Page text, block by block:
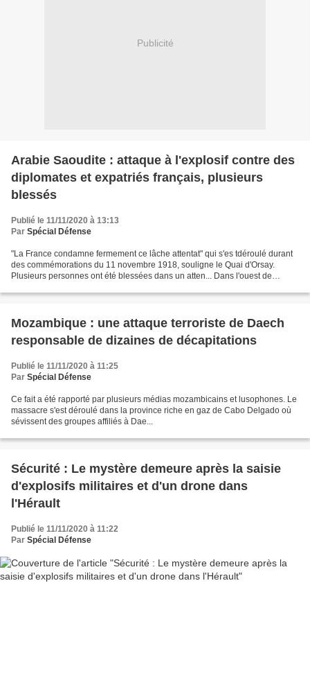
Publicité
Arabie Saoudite : attaque à l'explosif contre des
diplomates et expatriés français, plusieurs
blessés
Publié le 11/11/2020 à 13:13
Par Spécial Défense
"La France condamne fermement ce lâche attentat" qui s'es tdéroulé durant
des commémorations du 11 novembre 1918, souligne le Quai d'Orsay.
Plusieurs personnes ont été blessées dans un atten... Dans l'ouest de
Mozambique : une attaque terroriste de Daech
responsable de dizaines de décapitations
Publié le 11/11/2020 à 11:25
Par Spécial Défense
Ce fait a été rapporté par plusieurs médias mozambicains et lusophones. Le
massacre s'est déroulé dans la province riche en gaz de Cabo Delgado où
sévissent des groupes affiliés à Dae...
Sécurité : Le mystère demeure après la saisie
d'explosifs militaires et d'un drone dans
l'Hérault
Publié le 11/11/2020 à 11:22
Par Spécial Défense